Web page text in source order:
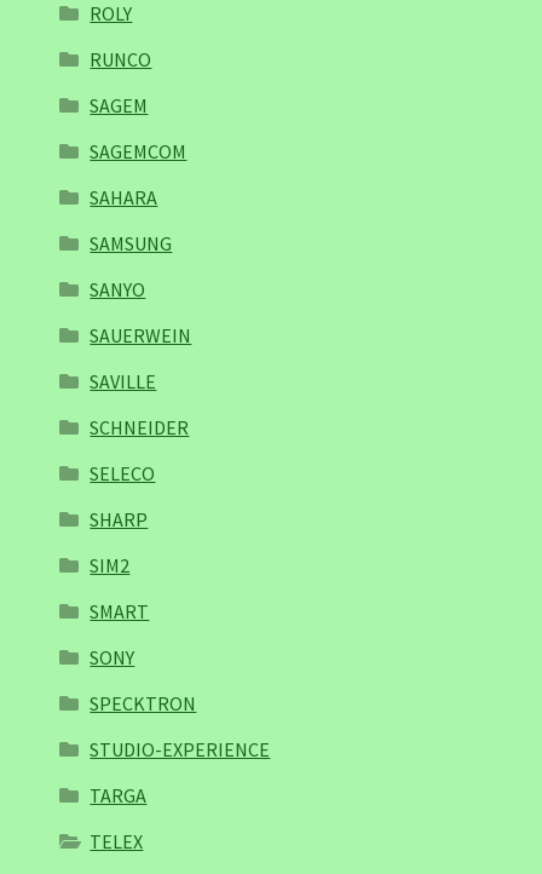
ROLY
RUNCO
SAGEM
SAGEMCOM
SAHARA
SAMSUNG
SANYO
SAUERWEIN
SAVILLE
SCHNEIDER
SELECO
SHARP
SIM2
SMART
SONY
SPECKTRON
STUDIO-EXPERIENCE
TARGA
TELEX